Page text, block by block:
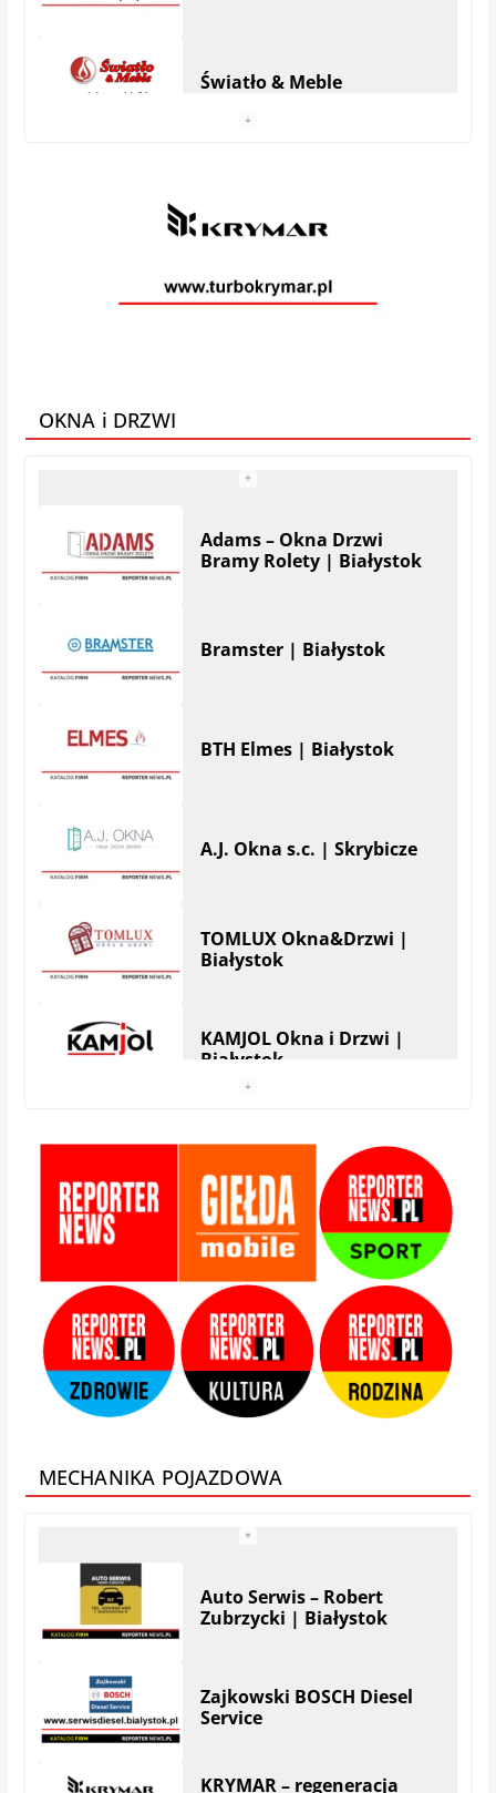
Światło & Meble
VEGA MEBLE
OKNA i DRZWI
Adams – Okna Drzwi
Bramy Rolety | Białystok
Bramster | Białystok
BTH Elmes | Białystok
A.J. Okna s.c. | Skrybicze
TOMLUX Okna&Drzwi |
Białystok
KAMJOL Okna i Drzwi |
Białystok
HERA Drzwi&Okna |
StolMarik – okna i drzwi |
Białystok
Zamis Producent |
Białystok – Zaścianki
MECHANIKA POJAZDOWA
Zajkowski BOSCH Diesel
Service
KRYMAR – regeneracja
turbosprężarek i filtrów
DPF